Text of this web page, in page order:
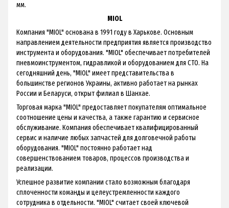
мм.
MIOL
Компания "MIOL" основана в 1991 году в Харькове. Основным
направлением деятельности предприятия является производство
инструмента и оборудования. "MIOL" обеспечивает потребителей
пневмоинструментом, гидравликой и оборудованием для СТО. На
сегодняшний день, "MIOL" имеет представительства в
большинстве регионов Украины, активно работает на рынках
России и Беларуси, открыт филиал в Шанхае.
Торговая марка "MIOL" предоставляет покупателям оптимальное
соотношение цены и качества, а также гарантию и сервисное
обслуживание. Компания обеспечивает квалифицированный
сервис и наличие любых запчастей для долговечной работы
оборудования. "MIOL" постоянно работает над
совершенствованием товаров, процессов производства и
реализации.
Успешное развитие компании стало возможным благодаря
сплоченности команды и целеустремленности каждого
сотрудника в отдельности. "MIOL" считает своей ключевой